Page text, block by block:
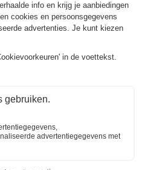
prijzen
van gratis annuleren. Zo is het
30 dagen voor uw vertrek uw